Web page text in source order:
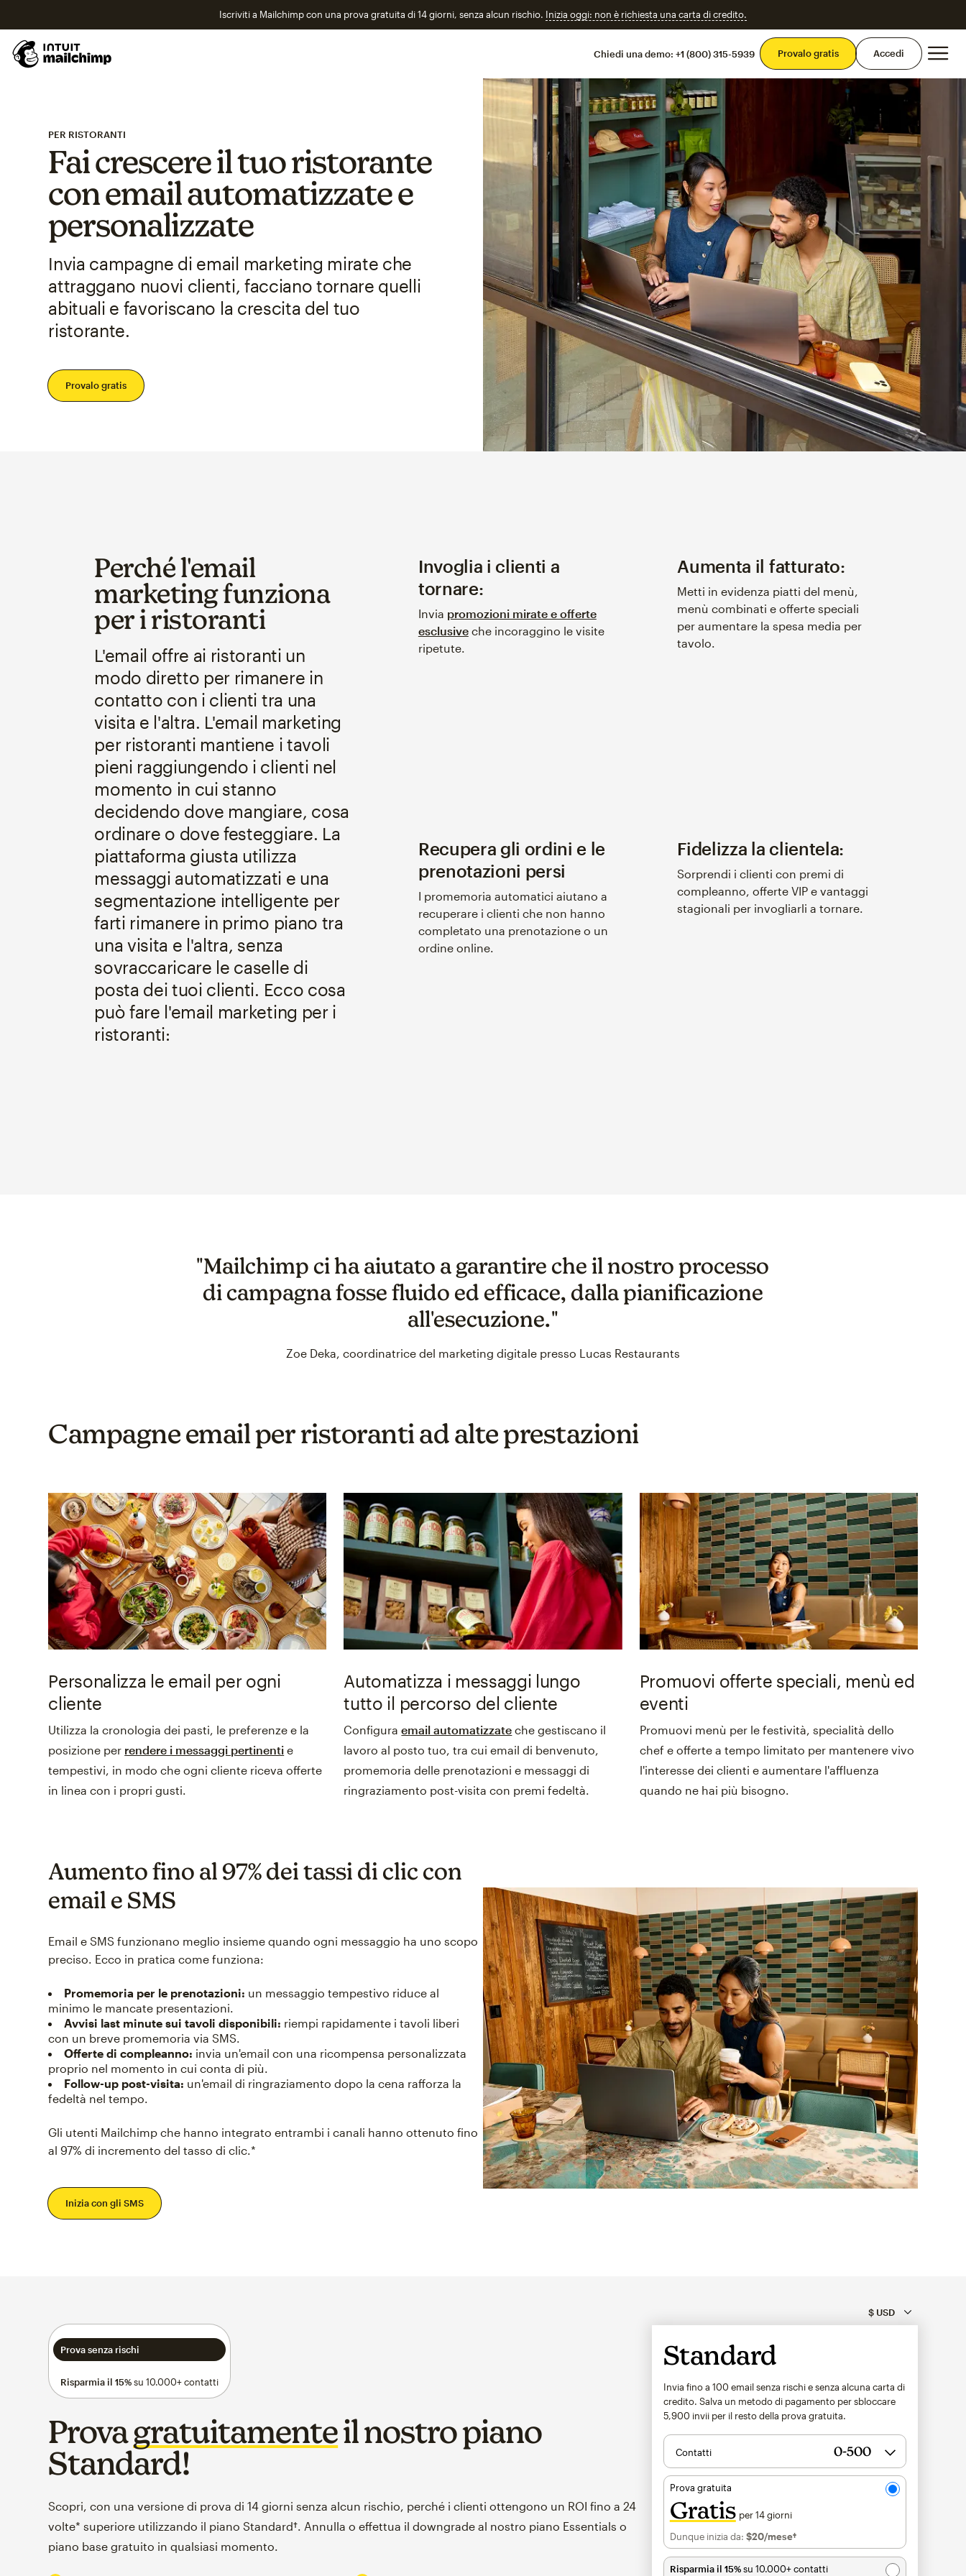
Iscriviti a Mailchimp con una prova gratuita di 14 giorni, senza alcun rischio. Inizia oggi: non è richiesta una carta di credito.
Chiedi una demo: +1 (800) 315-5939 Provalo gratis Accedi
PER RISTORANTI
Fai crescere il tuo ristorante
con email automatizzate e
personalizzate
Invia campagne di email marketing mirate che
attraggano nuovi clienti, facciano tornare quelli
abituali e favoriscano la crescita del tuo
ristorante.
Provalo gratis
Perché l'email
marketing funziona
per i ristoranti
L'email offre ai ristoranti un
modo diretto per rimanere in
contatto con i clienti tra una
visita e l'altra. L'email marketing
per ristoranti mantiene i tavoli
pieni raggiungendo i clienti nel
momento in cui stanno
decidendo dove mangiare, cosa
ordinare o dove festeggiare. La
piattaforma giusta utilizza
messaggi automatizzati e una
segmentazione intelligente per
farti rimanere in primo piano tra
una visita e l'altra, senza
sovraccaricare le caselle di
posta dei tuoi clienti. Ecco cosa
può fare l'email marketing per i
ristoranti:
Invoglia i clienti a
tornare:
Invia promozioni mirate e offerte
esclusiveche incoraggino le visite
ripetute.
Aumenta il fatturato:
Metti in evidenza piatti del menù,
menù combinati e offerte speciali
per aumentare la spesa media per
tavolo.
Recupera gli ordini e le
prenotazioni persi
I promemoria automatici aiutano a
recuperare i clienti che non hanno
completato una prenotazione o un
ordine online.
Fidelizza la clientela:
Sorprendi i clienti con premi di
compleanno, offerte VIP e vantaggi
stagionali per invogliarli a tornare.
"Mailchimp ci ha aiutato a garantire che il nostro processo
di campagna fosse fluido ed efficace, dalla pianificazione
all'esecuzione."
Zoe Deka, coordinatrice del marketing digitale presso Lucas Restaurants
Campagne email per ristoranti ad alte prestazioni
Personalizza le email per ogni
cliente
Utilizza la cronologia dei pasti, le preferenze e la
posizione per rendere i messaggi pertinenti e
tempestivi, in modo che ogni cliente riceva offerte
in linea con i propri gusti.
Automatizza i messaggi lungo
tutto il percorso del cliente
Configuraemail automatizzate che gestiscano il
lavoro al posto tuo, tra cui email di benvenuto,
promemoria delle prenotazioni e messaggi di
ringraziamento post-visita con premi fedeltà.
Promuovi offerte speciali, menù ed
eventi
Promuovi menù per le festività, specialità dello
chef e offerte a tempo limitato per mantenere vivo
l'interesse dei clienti e aumentare l'affluenza
quando ne hai più bisogno.
Aumento fino al 97% dei tassi di clic con
email e SMS
Email e SMS funzionano meglio insieme quando ogni messaggio ha uno scopo
preciso. Ecco in pratica come funziona:
Promemoria per le prenotazioni: un messaggio tempestivo riduce al
minimo le mancate presentazioni.
Avvisi last minute sui tavoli disponibili: riempi rapidamente i tavoli liberi
con un breve promemoria via SMS.
Offerte di compleanno: invia un'email con una ricompensa personalizzata
proprio nel momento in cui conta di più.
Follow-up post-visita: un'email di ringraziamento dopo la cena rafforza la
fedeltà nel tempo.
Gli utenti Mailchimp che hanno integrato entrambi i canali hanno ottenuto fino
al 97% di incremento del tasso di clic.*
Inizia con gli SMS
Prova senza rischi
Risparmia il 15%su 10.000+ contatti
Provagratuitamenteil nostro piano
Standard!
Scopri, con una versione di prova di 14 giorni senza alcun rischio, perché i clienti ottengono un ROI fino a 24
volte* superiore utilizzando il piano Standard†. Annulla o effettua il downgrade al nostro piano Essentials o
piano base gratuito in qualsiasi momento.
Standard
Invia fino a 100 email senza rischi e senza alcuna carta di
credito. Salva un metodo di pagamento per sbloccare
5,900 invii per il resto della prova gratuita.
Contatti
Prova gratuita
Gratis per 14 giorni
Dunque inizia da: $20/mese†al mese†
Risparmia il 15%su 10.000+ contatti